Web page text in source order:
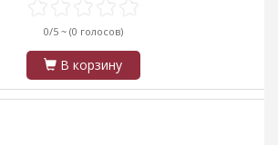
0/5 ~ (0 голосов)
В корзину